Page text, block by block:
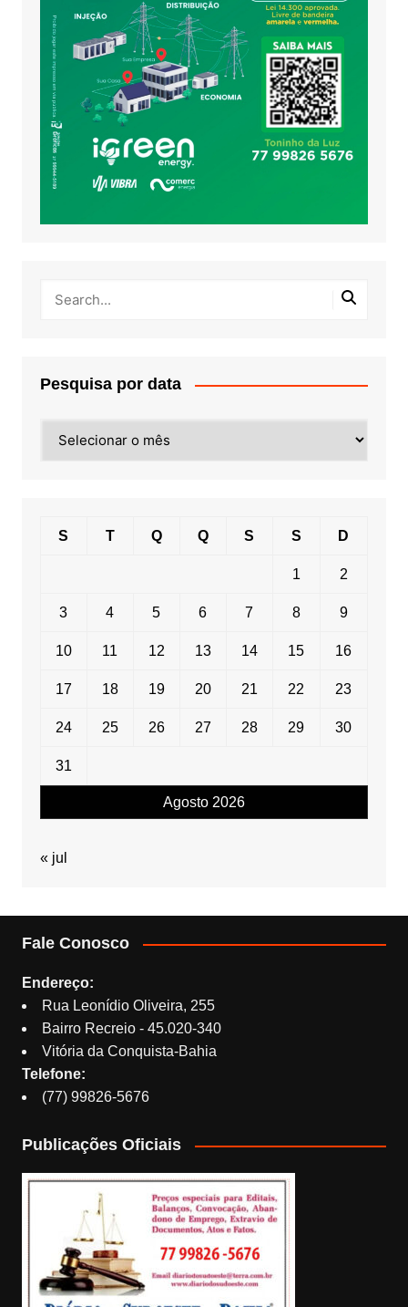
Pesquisa por data
por
Agosto 2026
S T Q Q S S D
1 2
3 4 5 6 7 8 9
10 11 12 13 14 15 16
17 18 19 20 21 22 23
24 25 26 27 28 29 30
31
« jul
Fale Conosco
Endereço:
Rua Leonídio Oliveira, 255
Bairro Recreio - 45.020-340
Vitória da Conquista-Bahia
Telefone:
(77) 99826-5676
Publicações Oficiais